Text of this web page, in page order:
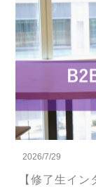
2026/7/29
【修了生イ